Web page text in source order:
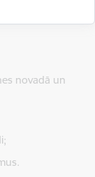
novadā un